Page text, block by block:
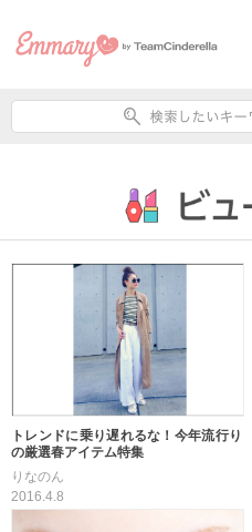
トレンドに乗り遅れるな！今年流行り
の厳選春アイテム特集
りなのん
2016.4.8